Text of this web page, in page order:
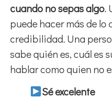
cuando no sepas algo.
puede hacer más de
credibilidad. Una
sabe quién es, cuál es
hablar como quien no
Sé excelente